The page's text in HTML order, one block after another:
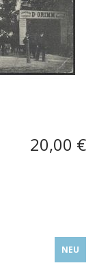
20,00 €
NEU